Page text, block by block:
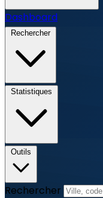
Dashboard
Rechercher
Statistiques
Outils
Rechercher